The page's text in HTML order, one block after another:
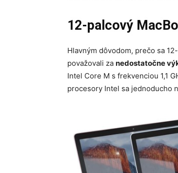
12-palcový
Hlavným dôvodom, prečo sa
považovali za nedostatočne
Intel Core M s frekvenciou 1,1
procesory Intel sa jednoducho